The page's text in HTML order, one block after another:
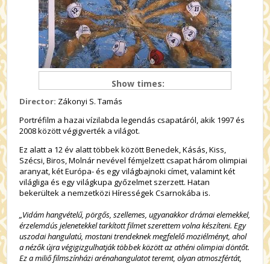
Show times:
Director: Zákonyi S. Tamás
Portréfilm a hazai vízilabda legendás csapatáról, akik 1997 és
2008 között végigverték a világot.
Ez alatt a 12 év alatt többek között Benedek, Kásás, Kiss,
Szécsi, Biros, Molnár nevével fémjelzett csapat három olimpiai
aranyat, két Európa- és egy világbajnoki címet, valamint két
világliga és egy világkupa győzelmet szerzett. Hatan
bekerültek a nemzetközi Hírességek Csarnokába is.
„Vidám hangvételű, pörgős, szellemes, ugyanakkor drámai elemekkel,
érzelemdús jelenetekkel tarkított filmet szerettem volna készíteni. Egy
uszodai hangulatú, mostani trendeknek megfelelő moziélményt, ahol
a nézők újra végigizgulhatják többek között az athéni olimpiai döntőt.
Ez a miliő filmszínházi arénahangulatot teremt, olyan atmoszfértát,